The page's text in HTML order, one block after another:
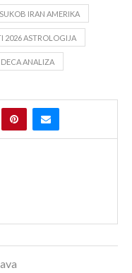
SUKOB IRAN AMERIKA
2026 ASTROLOGIJA
ANALIZA